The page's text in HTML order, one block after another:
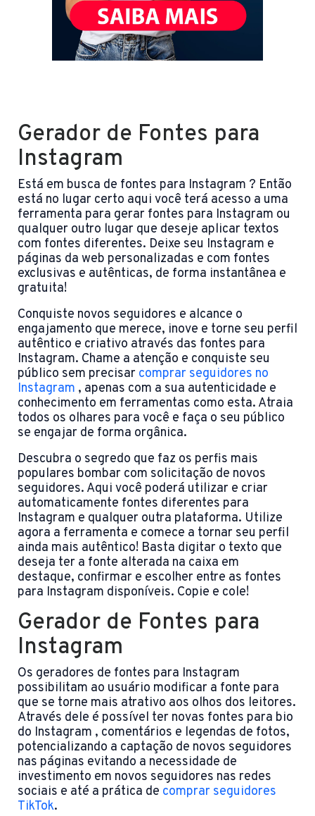
Gerador de Fontes para
Instagram
Está em busca de fontes para Instagram ? Então
está no lugar certo aqui você terá acesso a uma
ferramenta para gerar fontes para Instagram ou
qualquer outro lugar que deseje aplicar textos
com fontes diferentes. Deixe seu Instagram e
páginas da web personalizadas e com fontes
exclusivas e autênticas, de forma instantânea e
gratuita!
Conquiste novos seguidores e alcance o
engajamento que merece, inove e torne seu perfil
autêntico e criativo através das fontes para
Instagram. Chame a atenção e conquiste seu
público sem precisar comprar seguidores no
Instagram , apenas com a sua autenticidade e
conhecimento em ferramentas como esta. Atraia
todos os olhares para você e faça o seu público
se engajar de forma orgânica.
Descubra o segredo que faz os perfis mais
populares bombar com solicitação de novos
seguidores. Aqui você poderá utilizar e criar
automaticamente fontes diferentes para
Instagram e qualquer outra plataforma. Utilize
agora a ferramenta e comece a tornar seu perfil
ainda mais autêntico! Basta digitar o texto que
deseja ter a fonte alterada na caixa em
destaque, confirmar e escolher entre as fontes
para Instagram disponíveis. Copie e cole!
Gerador de Fontes para
Instagram
Os geradores de fontes para Instagram
possibilitam ao usuário modificar a fonte para
que se torne mais atrativo aos olhos dos leitores.
Através dele é possível ter novas fontes para bio
do Instagram , comentários e legendas de fotos,
potencializando a captação de novos seguidores
nas páginas evitando a necessidade de
investimento em novos seguidores nas redes
sociais e até a prática de comprar seguidores
TikTok.